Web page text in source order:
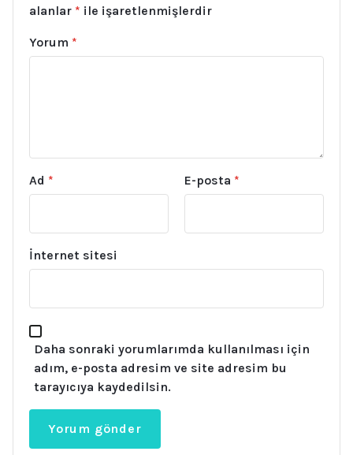
alanlar * ile işaretlenmişlerdir
Yorum *
Ad * E-posta *
İnternet sitesi
Daha sonraki yorumlarımda kullanılması için
adım, e-posta adresim ve site adresim bu
tarayıcıya kaydedilsin.